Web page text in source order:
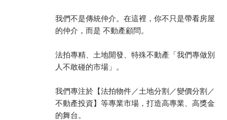
我們不是傳統仲介。在這裡，你不只是帶看房屋
的仲介，而是 不動產顧問。
法拍專精、土地開發、特殊不動產「我們專做別
人不敢碰的市場」。
我們專注於【法拍物件／土地分割／變價分割／
不動產投資】等專業市場，打造高專業、高獎金
的舞台。